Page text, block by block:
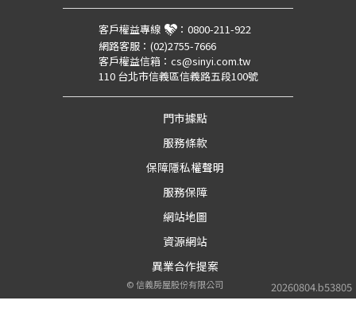
20260804.b53805
客戶權益專線 ： 0800-211-922
網路客服： (02)2755-7666
客戶權益信箱： cs@sinyi.com.tw
110 台北市信義區信義路五段100號
門市據點
服務條款
保障隱私權聲明
服務保障
網站地圖
資源網站
異業合作提案
©信義房屋股份有限公司